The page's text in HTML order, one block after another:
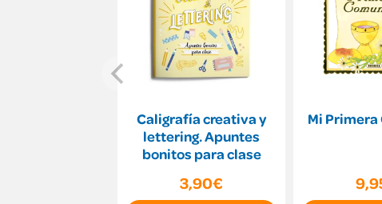
Caligrafía creativa y
lettering. Apuntes
bonitos para clase
3,90€
Mi